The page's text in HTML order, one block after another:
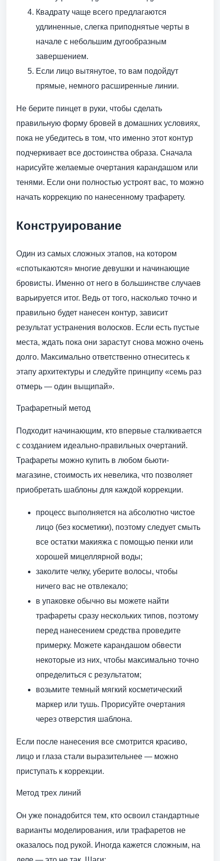
Квадрату чаще всего предлагаются
удлиненные, слегка приподнятые черты в
начале с небольшим дугообразным
завершением.
Если лицо вытянутое, то вам подойдут
прямые, немного расширенные линии.
Не берите пинцет в руки, чтобы сделать
правильную форму бровей в домашних условиях,
пока не убедитесь в том, что именно этот контур
подчеркивает все достоинства образа. Сначала
нарисуйте желаемые очертания карандашом или
тенями. Если они полностью устроят вас, то можно
начать коррекцию по нанесенному трафарету.
Конструирование
Один из самых сложных этапов, на котором
«спотыкаются» многие девушки и начинающие
бровисты. Именно от него в большинстве случаев
варьируется итог. Ведь от того, насколько точно и
правильно будет нанесен контур, зависит
результат устранения волосков. Если есть пустые
места, ждать пока они зарастут снова можно очень
долго. Максимально ответственно отнеситесь к
этапу архитектуры и следуйте принципу «семь раз
отмерь — один выщипай».
Трафаретный метод
Подходит начинающим, кто впервые сталкивается
с созданием идеально-правильных очертаний.
Трафареты можно купить в любом бьюти-
магазине, стоимость их невелика, что позволяет
приобретать шаблоны для каждой коррекции.
процесс выполняется на абсолютно чистое
лицо (без косметики), поэтому следует смыть
все остатки макияжа с помощью пенки или
хорошей мицеллярной воды;
заколите челку, уберите волосы, чтобы
ничего вас не отвлекало;
в упаковке обычно вы можете найти
трафареты сразу нескольких типов, поэтому
перед нанесением средства проведите
примерку. Можете карандашом обвести
некоторые из них, чтобы максимально точно
определиться с результатом;
возьмите темный мягкий косметический
маркер или тушь. Прорисуйте очертания
через отверстия шаблона.
Если после нанесения все смотрится красиво,
лицо и глаза стали выразительнее — можно
приступать к коррекции.
Метод трех линий
Он уже понадобится тем, кто освоил стандартные
варианты моделирования, или трафаретов не
оказалось под рукой. Иногда кажется сложным, на